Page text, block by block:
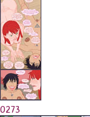
0273